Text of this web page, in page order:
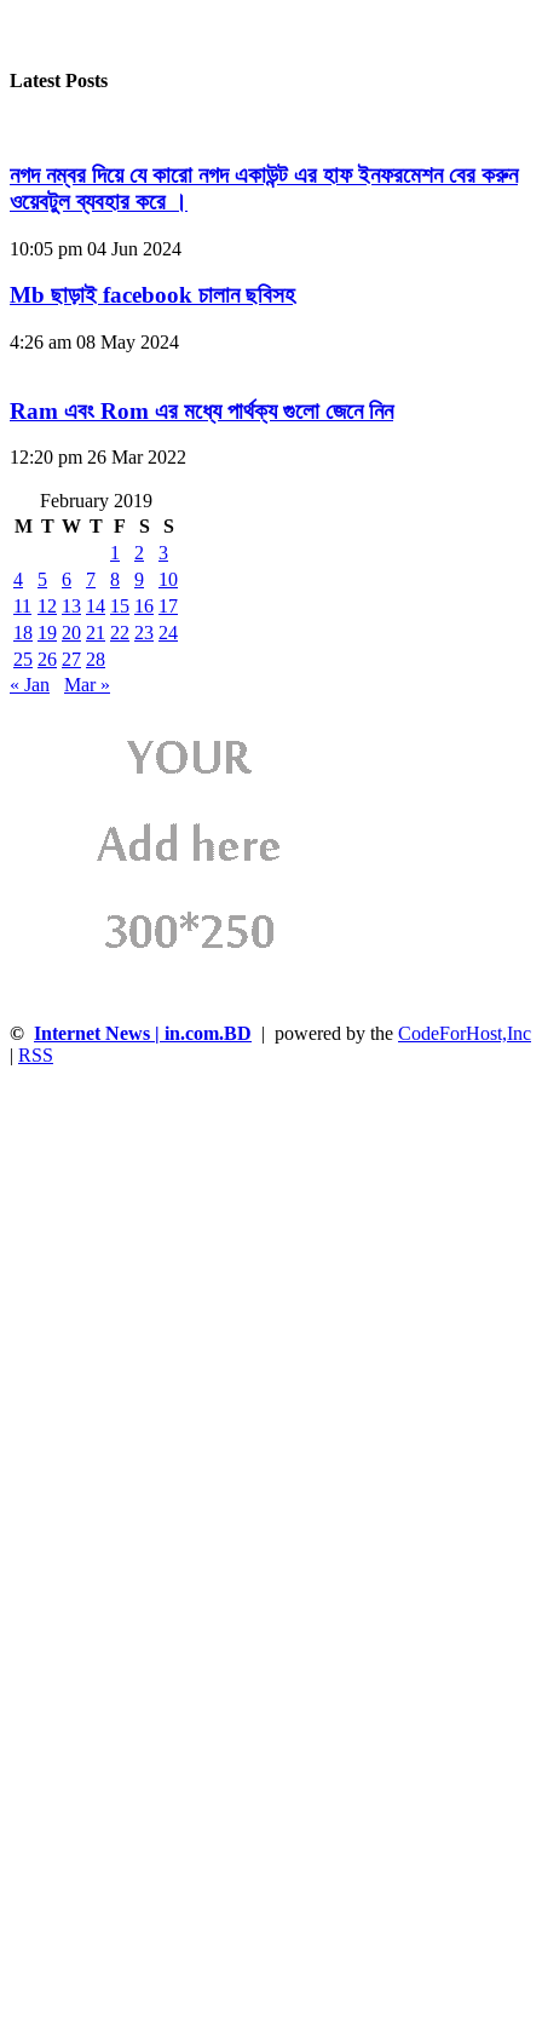
Latest Posts
নগদ নম্বর দিয়ে যে কারো নগদ একাউন্ট এর হাফ ইনফরমেশন বের করুন
ওয়েবটুল ব্যবহার করে ।
10:05 pm 04 Jun 2024
Mb ছাড়াই facebook চালান ছবিসহ
4:26 am 08 May 2024
Ram এবং Rom এর মধ্যে পার্থক্য গুলো জেনে নিন
12:20 pm 26 Mar 2022
February 2019
M T W T F S
S
1
2
3
4
5 6 7 8 9
10
11 12 13 14 15 16 17
18 19 20 21 22 23 24
25 26 27 28
« Jan
Mar »
© Internet News | in.com.BD | powered by the CodeForHost,Inc
RSS